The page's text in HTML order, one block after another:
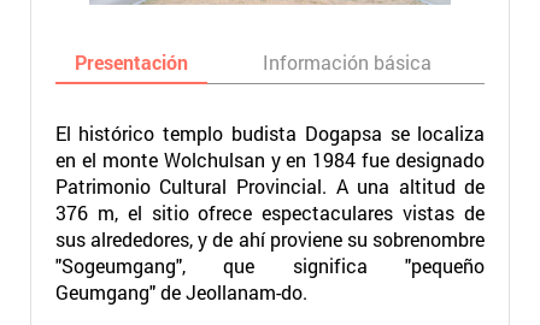
Presentación Información básica
El histórico templo budista Dogapsa se localiza
en el monte Wolchulsan y en 1984 fue designado
Patrimonio Cultural Provincial. A una altitud de
376 m, el sitio ofrece espectaculares vistas de
sus alrededores, y de ahí proviene su sobrenombre
"Sogeumgang", que significa "pequeño
Geumgang" de Jeollanam-do.